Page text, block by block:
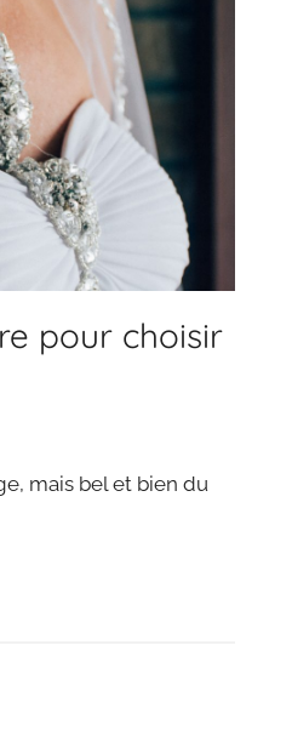
pour choisir
mais bel et bien du